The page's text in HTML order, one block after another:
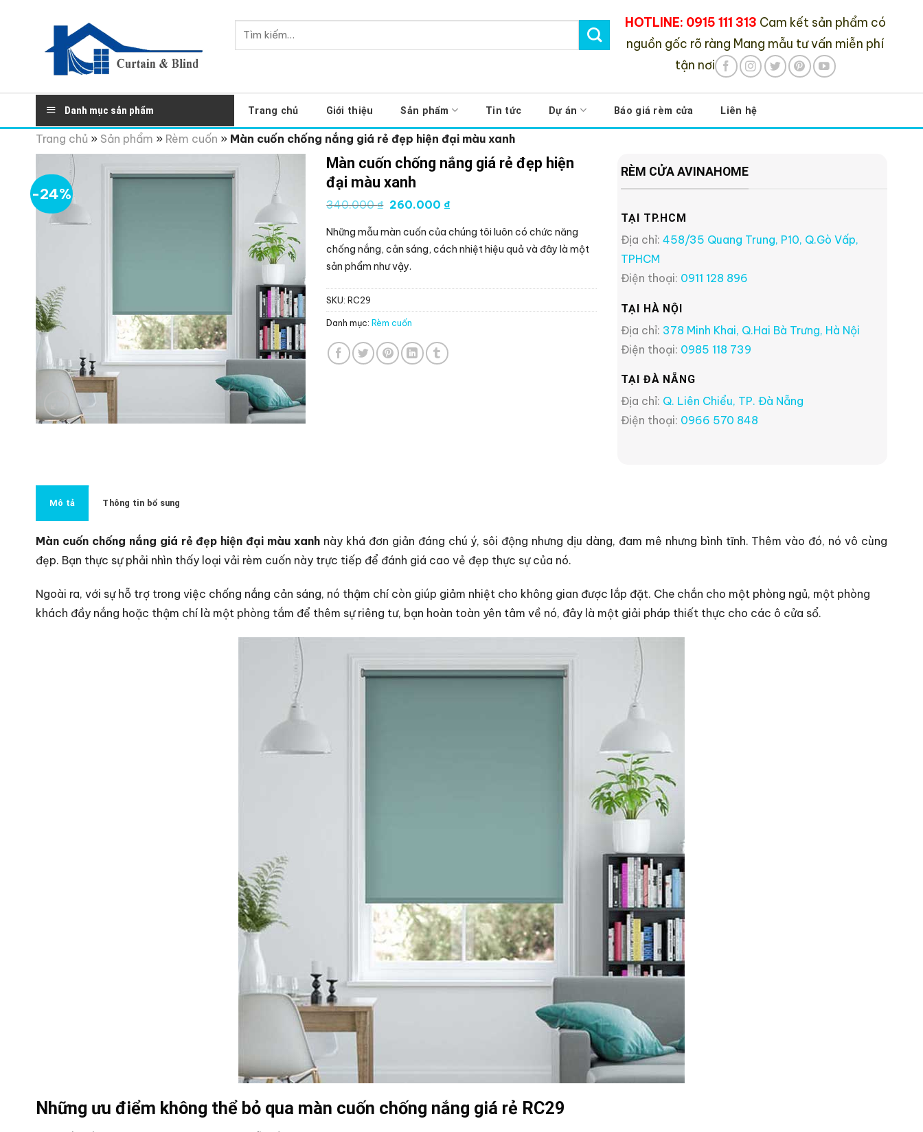
Tìm
kiếm:
HOTLINE: 0915 111 313 Cam kết sản phẩm có
nguồn gốc rõ ràng Mang mẫu tư vấn miễn phí
tận nơi
Danh mục sản phẩm Trang chủ Giới thiệu Sản phẩm Tin tức Dự án Báo giá rèm cửa Liên hệ
Trang chủ » Sản phẩm » Rèm cuốn » Màn cuốn chống nắng giá rẻ đẹp hiện đại màu xanh
-24%
Màn cuốn chống nắng giá rẻ đẹp hiện
đại màu xanh
340.000₫ Giá
là:
340.000 ₫.
260.000 ₫Giá
tại
là:
260.000 ₫.
Những mẫu màn cuốn của chúng tôi luôn có chức năng
chống nắng, cản sáng, cách nhiệt hiệu quả và đây là một
sản phẩm như vậy.
SKU:RC29
Danh mục:Rèm cuốn
RÈM CỬA AVINAHOME
TẠI TP.HCM
Địa chỉ: 458/35 Quang Trung, P10, Q.Gò Vấp,
TPHCM
Điện thoại: 0911 128 896
TẠI HÀ NỘI
Địa chỉ: 378 Minh Khai, Q.Hai Bà Trưng, Hà Nội
Điện thoại: 0985 118 739
TẠI ĐÀ NẴNG
Địa chỉ: Q. Liên Chiểu, TP. Đà Nẵng
Điện thoại: 0966 570 848
Mô tả Thông tin bổ sung
Màn cuốn chống nắng giá rẻ đẹp hiện đại màu xanh này khá đơn giản đáng chú ý, sôi động nhưng dịu dàng, đam mê nhưng bình tĩnh. Thêm vào đó, nó vô cùng
đẹp. Bạn thực sự phải nhìn thấy loại vải rèm cuốn này trực tiếp để đánh giá cao vẻ đẹp thực sự của nó.
Ngoài ra, với sự hỗ trợ trong việc chống nắng cản sáng, nó thậm chí còn giúp giảm nhiệt cho không gian được lắp đặt. Che chắn cho một phòng ngủ, một phòng
khách đầy nắng hoặc thậm chí là một phòng tắm để thêm sự riêng tư, bạn hoàn toàn yên tâm về nó, đây là một giải pháp thiết thực cho các ô cửa sổ.
Những ưu điểm không thể bỏ qua màn cuốn chống nắng giá rẻ RC29